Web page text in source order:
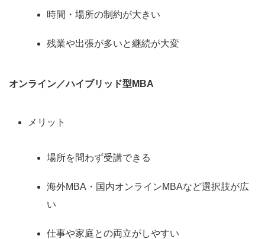
時間・場所の制約が大きい
残業や出張が多いと継続が大変
オンライン／ハイブリッド型MBA
メリット
場所を問わず受講できる
海外MBA・国内オンラインMBAなど選択肢が広
い
仕事や家庭との両立がしやすい